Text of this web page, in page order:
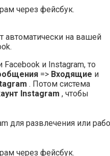
автоматически на вашей
и Instagram, то
=> Входящие и
. Потом система
Instagram , чтобы
для развлечения или